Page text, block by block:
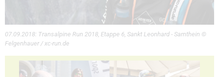
07.09.2018: Transalpine Run 2018, Etappe 6, Sankt Leonhard - Sarnthein ©
Felgenhauer / xc-run.de